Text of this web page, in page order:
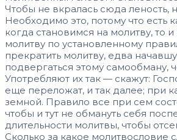
Чтобы не вкралась сюда леность,
Необходимо это, потому что есть
когда становимся на молитву,
молитву по установленному
прекратить молитву, едва
подвергаться этому самообману,
Употребляют их так — скажут:
еще переложат, и так далее; при
земной. Правило все при сем
чтобы и тут не обмануть себя
длительности молитвы, чтобы
Сколько за какое молитвословие